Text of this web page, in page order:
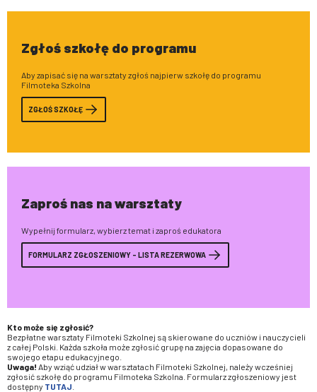
Zgłoś szkołę do programu
Aby zapisać się na warsztaty zgłoś najpierw szkołę do programu
Filmoteka Szkolna
ZGŁOŚ SZKOŁĘ
Zaproś nas na warsztaty
Wypełnij formularz, wybierz temat i zaproś edukatora
FORMULARZ ZGŁOSZENIOWY - LISTA REZERWOWA
Kto może się zgłosić?
Bezpłatne warsztaty Filmoteki Szkolnej są skierowane do uczniów i nauczycieli
z całej Polski. Każda szkoła może zgłosić grupę na zajęcia dopasowane do
swojego etapu edukacyjnego.
Uwaga! Aby wziąć udział w warsztatach Filmoteki Szkolnej, należy wcześniej
zgłosić szkołę do programu Filmoteka Szkolna. Formularz zgłoszeniowy jest
dostępny TUTAJ